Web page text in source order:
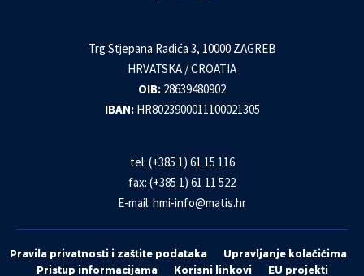
Trg Stjepana Radića 3, 10000 ZAGREB
HRVATSKA / CROATIA
OIB: 28639480902
IBAN: HR8023900011100021305
tel: (+385 1) 61 15 116
fax: (+385 1) 61 11 522
E-mail: hmi-info@matis.hr
Pravila privatnosti i zaštite podataka
Upravljanje kolačićima
Pristup informacijama
Korisni linkovi EU projekti